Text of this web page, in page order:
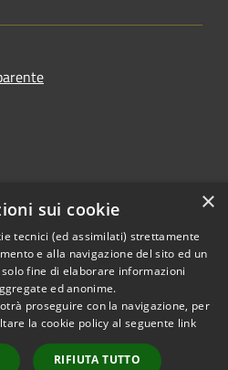
Copyright © 2026 • Comune di
Montichiari • Powered by
Municipium• Accesso
×
sui cookie
tecnici (ed assimilati) strettamente
e alla navigazione del sito ed un
fine di elaborare informazioni
ed anonime.
proseguire con la navigazione, per
la cookie policy al seguente link
RIFIUTA TUTTO